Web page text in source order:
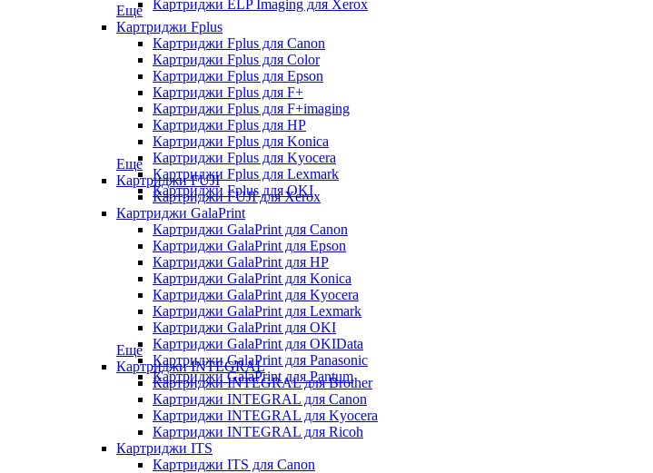
Картриджи ELP Imaging для Xerox
Еще
Картриджи Fplus
Картриджи Fplus для Canon
Картриджи Fplus для Color
Картриджи Fplus для Epson
Картриджи Fplus для F+
Картриджи Fplus для F+imaging
Картриджи Fplus для HP
Картриджи Fplus для Konica
Картриджи Fplus для Kyocera
Картриджи Fplus для Lexmark
Картриджи Fplus для OKI
Еще
Картриджи FUJI
Картриджи FUJI для Xerox
Картриджи GalaPrint
Картриджи GalaPrint для Canon
Картриджи GalaPrint для Epson
Картриджи GalaPrint для HP
Картриджи GalaPrint для Konica
Картриджи GalaPrint для Kyocera
Картриджи GalaPrint для Lexmark
Картриджи GalaPrint для OKI
Картриджи GalaPrint для OKIData
Картриджи GalaPrint для Panasonic
Картриджи GalaPrint для Pantum
Еще
Картриджи INTEGRAL
Картриджи INTEGRAL для Brother
Картриджи INTEGRAL для Canon
Картриджи INTEGRAL для Kyocera
Картриджи INTEGRAL для Ricoh
Картриджи ITS
Картриджи ITS для Canon